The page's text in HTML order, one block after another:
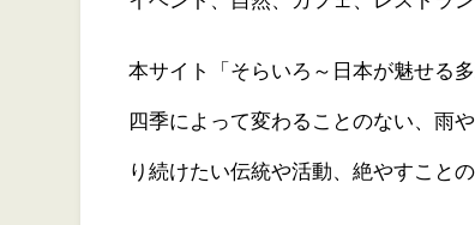
本サイト「そらいろ～日本が魅せる
四季によって変わることのない、雨
り続けたい伝統や活動、絶やすこと